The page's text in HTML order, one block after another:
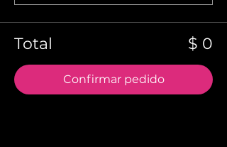
Total $ 0
Confirmar pedido